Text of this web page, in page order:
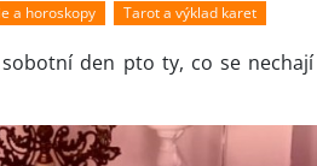
a horoskopy Tarot a výklad karet
den pto ty, co se